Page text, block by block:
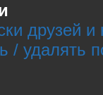
друзей и
/ удалять